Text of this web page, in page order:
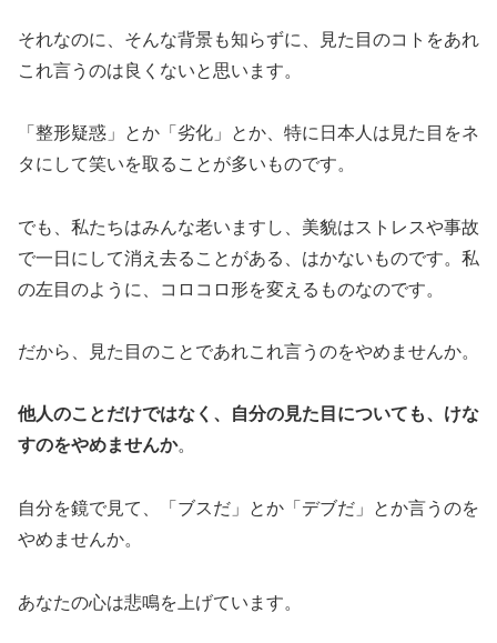
それなのに、そんな背景も知らずに、見た目のコトをあれ
これ言うのは良くないと思います。⁣
「整形疑惑」とか「劣化」とか、特に日本人は見た目をネ
タにして笑いを取ることが多いものです。⁣
でも、私たちはみんな老いますし、美貌はストレスや事故
で一日にして消え去ることがある、はかないものです。私
の左目のように、コロコロ形を変えるものなのです。⁣
だから、見た目のことであれこれ言うのをやめませんか。⁣
他人のことだけではなく、自分の見た目についても、けな
すのをやめませんか。
自分を鏡で見て、「ブスだ」とか「デブだ」とか言うのを
やめませんか。
あなたの心は悲鳴を上げています。⁣